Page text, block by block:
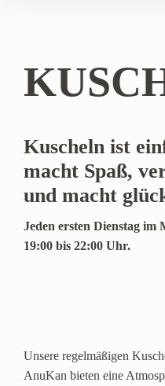
Kuscheln ist
macht Spaß,
und macht
Jeden ersten Dienstag im
19:00 bis 22:00 Uhr.
Unsere regelmäßigen
AnuKan bieten eine